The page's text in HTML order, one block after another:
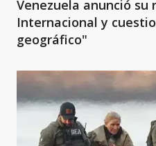
Venezuela anunció
Internacional y
geográfico"